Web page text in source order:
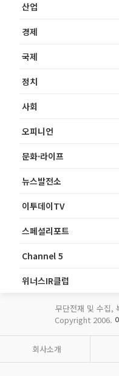
산업
경제
국제
정치
사회
오피니언
문화·라이프
뉴스발전소
이투데이TV
스페셜리포트
Channel 5
위너스IR클럽
무단전재 및 수집,
Copyright 2006.
회사소개